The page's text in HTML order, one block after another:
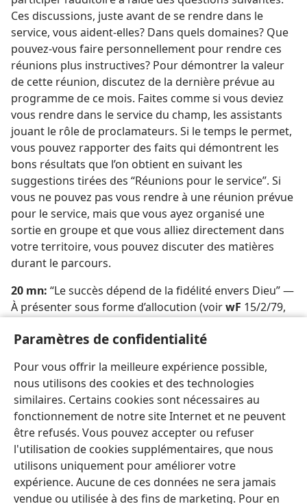
Paramètres de confidentialité
Pour vous offrir la meilleure expérience possible,
nous utilisons des cookies et des technologies
similaires. Certains cookies sont nécessaires au
fonctionnement de notre site Internet et ne peuvent
être refusés. Vous pouvez accepter ou refuser
l'utilisation de cookies supplémentaires, que nous
utilisons uniquement pour améliorer votre
expérience. Aucune de ces données ne sera jamais
vendue ou utilisée à des fins de marketing. Pour en
Ces discussions, juste avant de se rendre dans le
service, vous aident-​elles? Dans quels domaines? Que
pouvez-​vous faire personnellement pour rendre ces
réunions plus instructives? Pour démontrer la valeur
de cette réunion, discutez de la dernière prévue au
programme de ce mois. Faites comme si vous deviez
vous rendre dans le service du champ, les assistants
jouant le rôle de proclamateurs. Si le temps le permet,
vous pouvez rapporter des faits qui démontrent les
bons résultats que l’on obtient en suivant les
suggestions tirées des “Réunions pour le service”. Si
vous ne pouvez pas vous rendre à une réunion prévue
pour le service, mais que vous ayez organisé une
sortie en groupe et que vous alliez directement dans
votre territoire, vous pouvez discuter des matières
durant le parcours.
20 mn: “Le succès dépend de la fidélité envers Dieu” —
À présenter sous forme d’allocution (voirwF 15/2/79,
Cantique 36 et prière.